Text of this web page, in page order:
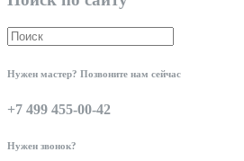
Нужен мастер? Позвоните нам сейчас
+7 499 455-00-42
Нужен звонок?